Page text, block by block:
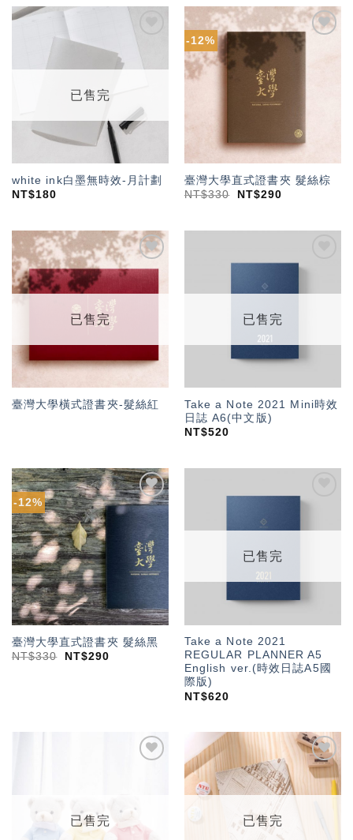
望輕
已售完
white ink白墨無時效-月計劃
NT$180
-12%
臺灣大學直式證書夾 髮絲棕
NT$330 NT$290
加入
望輕
已售完
臺灣大學橫式證書夾-髮絲紅
望輕
已售完
Take a Note 2021 Mini時效
日誌 A6(中文版)
NT$520
-12%
加入
「願
望輕
單」
臺灣大學直式證書夾 髮絲黑
NT$330 NT$290
望輕
已售完
Take a Note 2021
REGULAR PLANNER A5
English ver.(時效日誌A5國
際版)
NT$620
已售完
加入
「願
望輕
已售完